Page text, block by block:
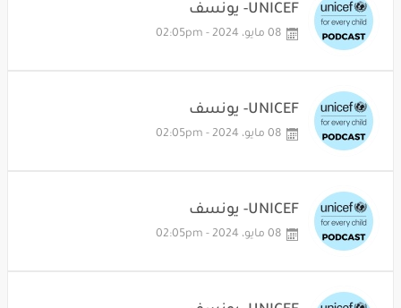
UNICEF- يونسف
08 مايو، 2024 - 02:05pm
UNICEF- يونسف
08 مايو، 2024 - 02:05pm
UNICEF- يونسف
08 مايو، 2024 - 02:05pm